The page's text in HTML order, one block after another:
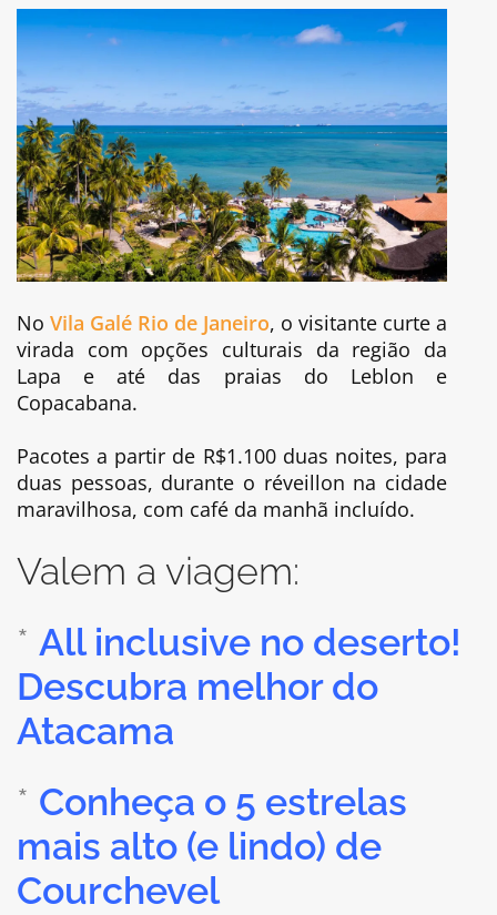
No Vila Galé Rio de Janeiro, o visitante curte a
virada com opções culturais da região da
Lapa e até das praias do Leblon e
Copacabana.
Pacotes a partir de R$1.100 duas noites, para
duas pessoas, durante o réveillon na cidade
maravilhosa, com café da manhã incluído.
Valem a viagem:
* All inclusive no deserto!
Descubra melhor do
Atacama
* Conheça o 5 estrelas
mais alto (e lindo) de
Courchevel